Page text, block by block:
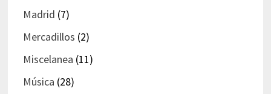
Madrid (7)
Mercadillos (2)
Miscelanea (11)
Música (28)